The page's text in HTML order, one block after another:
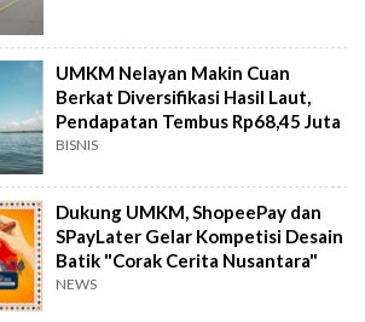
UMKM Nelayan Makin Cuan
Berkat Diversifikasi Hasil Laut,
Pendapatan Tembus Rp68,45 Juta
BISNIS
Dukung UMKM, ShopeePay dan
SPayLater Gelar Kompetisi Desain
Batik "Corak Cerita Nusantara"
NEWS